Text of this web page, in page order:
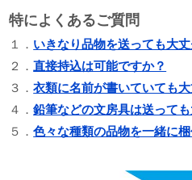
特によくあるご質問
１．いきなり品物を送っても大
２．直接持込は可能ですか？
３．衣類に名前が書いていても
４．鉛筆などの文房具は送って
５．色々な種類の品物を一緒に